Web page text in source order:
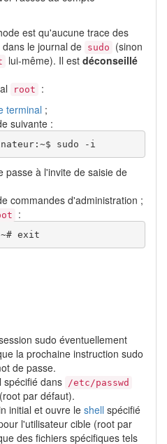
est qu'aucune trace des
le journal de sudo
(sinon
lui-même). Il est déconseillé
root
:
terminal ;
suivante :
sudo -i
passe à l'invite de saisie de
commandes d'administration ;
:
exit
sudo éventuellement
la prochaine instruction sudo
de passe.
spécifié dans /etc/passwd
par défaut).
initial et ouvre le shell spécifié
l'utilisateur cible (root par
des fichiers spécifiques tels